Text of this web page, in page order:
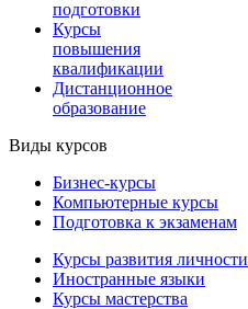
подготовки
Курсы
повышения
квалификации
Дистанционное
образование
Виды курсов
Бизнес-курсы
Компьютерные курсы
Подготовка к экзаменам
Курсы развития личности
Иностранные языки
Курсы мастерства